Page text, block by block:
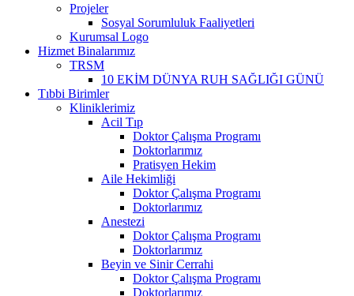
Projeler
Sosyal Sorumluluk Faaliyetleri
Kurumsal Logo
Hizmet Binalarımız
TRSM
10 EKİM DÜNYA RUH SAĞLIĞI GÜNÜ
Tıbbi Birimler
Kliniklerimiz
Acil Tıp
Doktor Çalışma Programı
Doktorlarımız
Pratisyen Hekim
Aile Hekimliği
Doktor Çalışma Programı
Doktorlarımız
Anestezi
Doktor Çalışma Programı
Doktorlarımız
Beyin ve Sinir Cerrahi
Doktor Çalışma Programı
Doktorlarımız